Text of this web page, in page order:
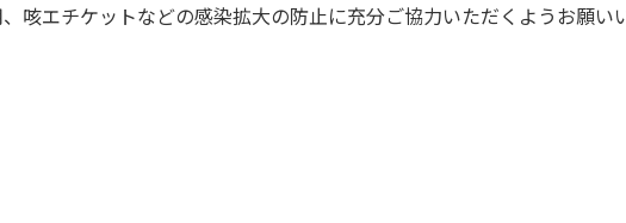
咳エチケットなどの感染拡大の防止に充分ご協力いただくようお願い